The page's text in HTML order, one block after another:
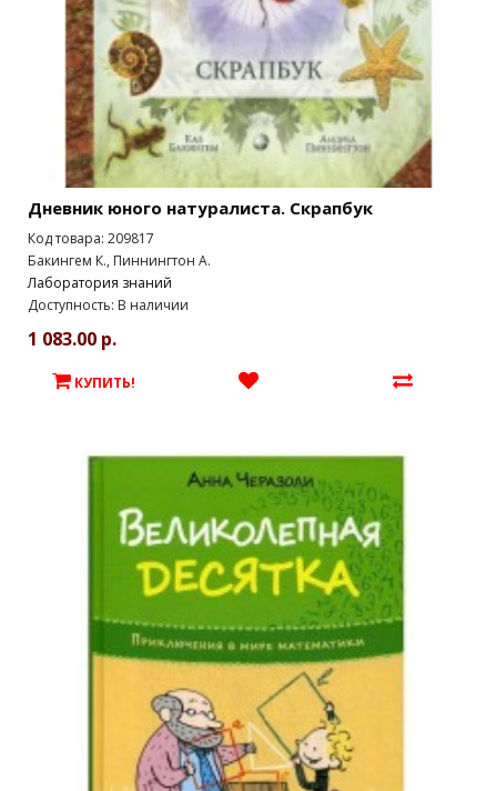
Дневник юного натуралиста. Скрапбук
Код товара: 209817
Бакингем К., Пиннингтон А.
Лаборатория знаний
Доступность: В наличии
1 083.00 р.
КУПИТЬ!